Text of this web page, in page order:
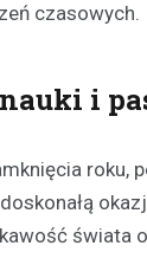
czasowych.
i
roku,
świata